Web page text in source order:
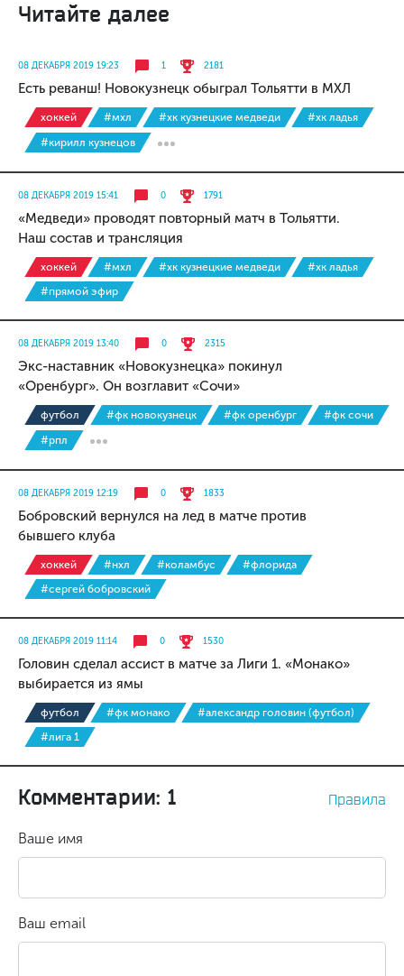
Читайте далее
08 ДЕКАБРЯ 2019 19:23 1 2181
Есть реванш! Новокузнецк обыграл Тольятти в МХЛ
хоккей #мхл #хк кузнецкие медведи
#хк ладья
#кирилл кузнецов
08 ДЕКАБРЯ 2019 15:41 0 1791
«Медведи» проводят повторный матч в Тольятти.
Наш состав и трансляция
хоккей #мхл #хк кузнецкие медведи
#хк ладья
#прямой эфир
08 ДЕКАБРЯ 2019 13:40 0 2315
Экс-наставник «Новокузнецка» покинул
«Оренбург». Он возглавит «Сочи»
футбол #фк новокузнецк #фк оренбург
#фк сочи
#рпл
08 ДЕКАБРЯ 2019 12:19 0 1833
Бобровский вернулся на лед в матче против
бывшего клуба
хоккей #нхл #коламбус
#флорида
#сергей бобровский
08 ДЕКАБРЯ 2019 11:14 0 1530
Головин сделал ассист в матче за Лиги 1. «Монако»
выбирается из ямы
футбол #фк монако
#александр головин (футбол)
#лига 1
Комментарии: 1 Правила
Ваше имя
Ваш email